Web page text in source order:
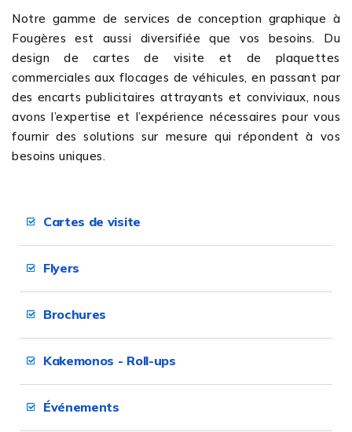
Notre gamme de services de conception graphique à
Fougères est aussi diversifiée que vos besoins. Du
design de cartes de visite et de plaquettes
commerciales aux flocages de véhicules, en passant par
des encarts publicitaires attrayants et conviviaux, nous
avons l’expertise et l’expérience nécessaires pour vous
fournir des solutions sur mesure qui répondent à vos
besoins uniques.
Cartes de visite
Flyers
Brochures
Kakemonos - Roll-ups
Événements